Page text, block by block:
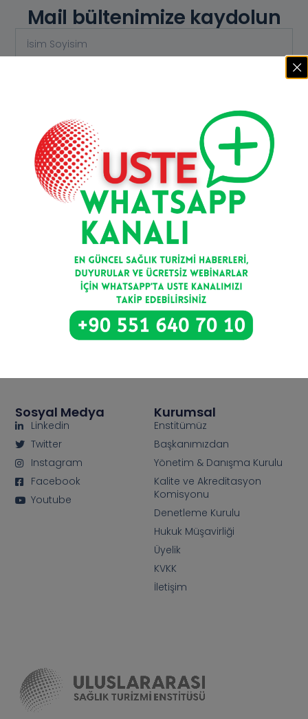
Mail bültenimize kaydolun
Kurumsal
Enstitümüz
Başkanımızdan
Yönetim & Danışma Kurulu
Kalite ve Akreditasyon
Komisyonu
Denetleme Kurulu
Hukuk Müşavirliği
Üyelik
KVKK
İletişim
Sosyal Medya
Linkedin
Twitter
Instagram
Facebook
Youtube
Bize Ulaşın
Balgat Mahallesi, Ceyhun Atuf Kansu Caddesi, 36/6
info@uste.org.tr
0 551 640 70 10